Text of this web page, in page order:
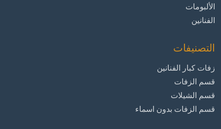
الألبومات
الفنانين
التصنيفات
زفات كبار الفنانين
قسم الزفات
قسم الشيلات
قسم الزفات بدون اسماء